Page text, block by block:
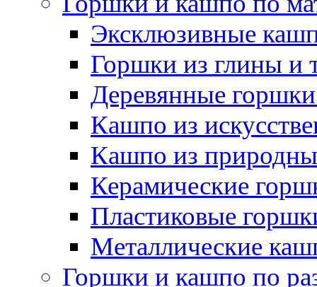
Эксклюзивные
Горшки из глины и
Деревянные
Кашпо из
Кашпо из
Керамические
Пластиковые
Металлические
Горшки и кашпо по